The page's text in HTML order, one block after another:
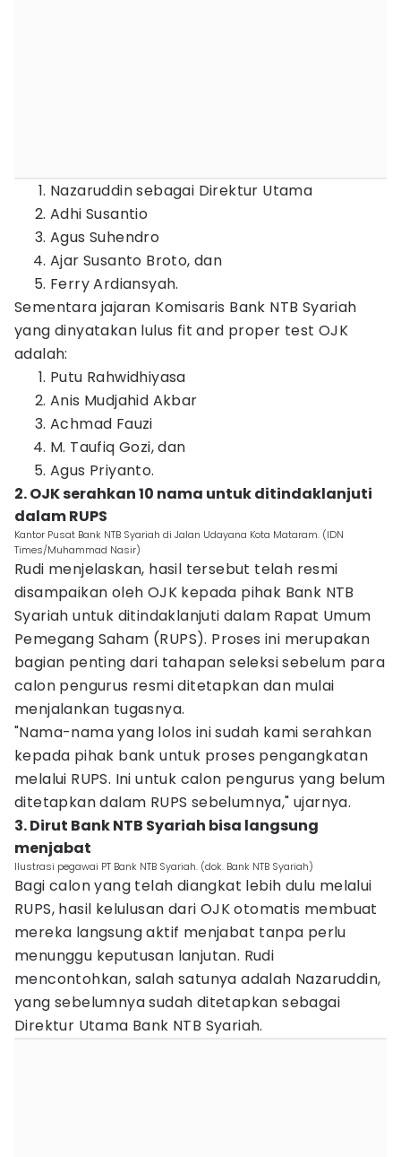
Nazaruddin sebagai Direktur Utama
Adhi Susantio
Agus Suhendro
Ajar Susanto Broto, dan
Ferry Ardiansyah.
‎Sementara jajaran Komisaris Bank NTB Syariah
yang dinyatakan lulus fit and proper test OJK
adalah:
Putu Rahwidhiyasa
Anis Mudjahid Akbar
Achmad Fauzi
M. Taufiq Gozi, dan
Agus Priyanto.
‎2. OJK serahkan 10 nama untuk ditindaklanjuti
dalam RUPS
Kantor Pusat Bank NTB Syariah di Jalan Udayana Kota Mataram. (IDN
Times/Muhammad Nasir)
Rudi menjelaskan, hasil tersebut telah resmi
disampaikan oleh OJK kepada pihak Bank NTB
Syariah untuk ditindaklanjuti dalam Rapat Umum
Pemegang Saham (RUPS). Proses ini merupakan
bagian penting dari tahapan seleksi sebelum para
calon pengurus resmi ditetapkan dan mulai
menjalankan tugasnya.
‎"Nama-nama yang lolos ini sudah kami serahkan
kepada pihak bank untuk proses pengangkatan
melalui RUPS. Ini untuk calon pengurus yang belum
ditetapkan dalam RUPS sebelumnya," ujarnya.
3. Dirut Bank NTB Syariah bisa langsung
menjabat
Ilustrasi pegawai PT Bank NTB Syariah. (dok. Bank NTB Syariah)
‎Bagi calon yang telah diangkat lebih dulu melalui
RUPS, hasil kelulusan dari OJK otomatis membuat
mereka langsung aktif menjabat tanpa perlu
menunggu keputusan lanjutan. Rudi
mencontohkan, salah satunya adalah Nazaruddin,
yang sebelumnya sudah ditetapkan sebagai
Direktur Utama Bank NTB Syariah.